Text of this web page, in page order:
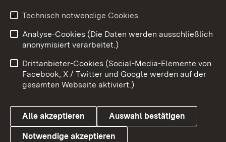
Youtube
Benutzungshinweise
Barrierefreiheit
Datenschutz
Cookies
Technisch notwendige Cookies
Analyse-Cookies (Die Daten werden ausschließlich
anonymisiert verarbeitet.)
Drittanbieter-Cookies (Social-Media-Elemente von
Facebook, X / Twitter und Google werden auf der
gesamten Webseite aktiviert.)
Alle akzeptieren Auswahl bestätigen
Notwendige akzeptieren